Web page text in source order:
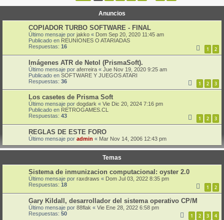
Anuncios
COPIADOR TURBO SOFTWARE - FINAL
Último mensaje por jakko « Dom Sep 20, 2020 11:45 am
Publicado en REUNIONES O ATARIADAS
Respuestas: 16 1 2
Imágenes ATR de Netol (PrismaSoft).
Último mensaje por aferreira « Jue Nov 19, 2020 9:25 am
Publicado en SOFTWARE Y JUEGOS ATARI
Respuestas: 36 1 2 3
Los casetes de Prisma Soft
Último mensaje por dogdark « Vie Dic 20, 2024 7:16 pm
Publicado en RETROGAMES.CL
Respuestas: 43 1 2 3
REGLAS DE ESTE FORO
Último mensaje por admin « Mar Nov 14, 2006 12:43 pm
Temas
Sistema de inmunizacion computacional: oyster 2.0
Último mensaje por raxdraws « Dom Jul 03, 2022 8:35 pm
Respuestas: 18 1 2
Gary Kildall, desarrollador del sistema operativo CP/M
Último mensaje por 88flak « Vie Ene 28, 2022 6:58 pm
Respuestas: 50 1 2 3 4